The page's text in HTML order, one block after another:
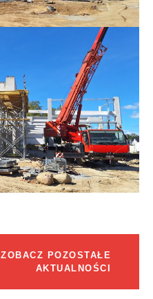
ZOBACZ POZOSTAŁE
AKTUALNOŚCI